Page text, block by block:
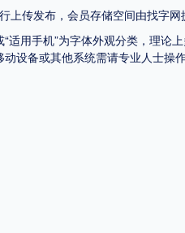
上传发布，会员存储空间由找字
适用手机”为字体外观分类，理论
设备或其他系统需请专业人士